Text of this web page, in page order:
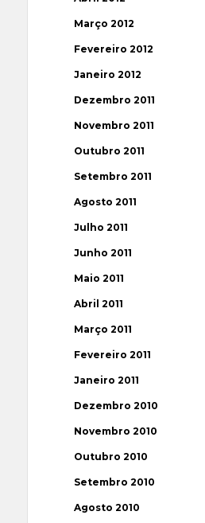
Março 2012
Fevereiro 2012
Janeiro 2012
Dezembro 2011
Novembro 2011
Outubro 2011
Setembro 2011
Agosto 2011
Julho 2011
Junho 2011
Maio 2011
Abril 2011
Março 2011
Fevereiro 2011
Janeiro 2011
Dezembro 2010
Novembro 2010
Outubro 2010
Setembro 2010
Agosto 2010